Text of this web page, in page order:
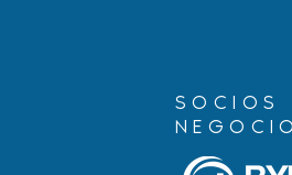
SOCIOS